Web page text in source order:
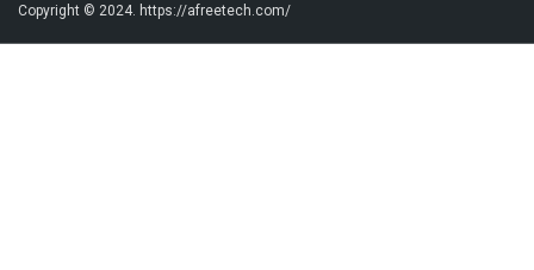
Copyright © 2024. https://afreetech.com/